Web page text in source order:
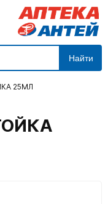
Найти
25МЛ